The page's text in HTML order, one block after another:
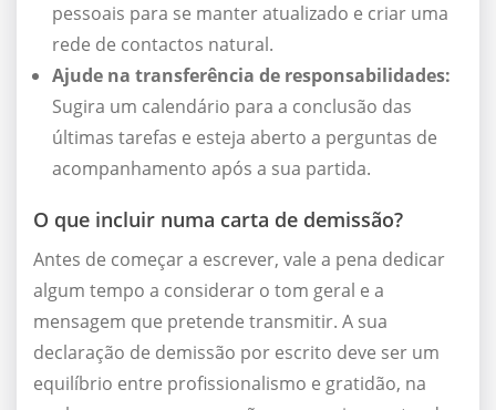
pessoais para se manter atualizado e criar uma
rede de contactos natural.
Ajude na transferência de responsabilidades:
Sugira um calendário para a conclusão das
últimas tarefas e esteja aberto a perguntas de
acompanhamento após a sua partida.
O que incluir numa carta de demissão?
Antes de começar a escrever, vale a pena dedicar
algum tempo a considerar o tom geral e a
mensagem que pretende transmitir. A sua
declaração de demissão por escrito deve ser um
equilíbrio entre profissionalismo e gratidão, na